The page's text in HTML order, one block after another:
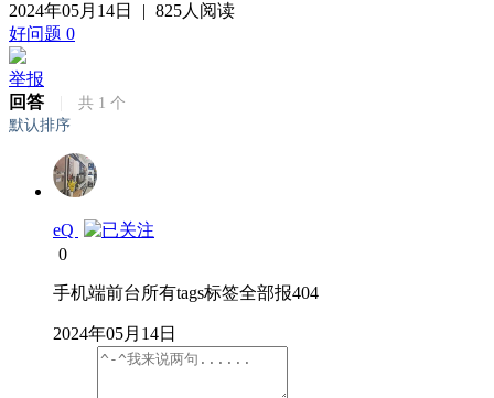
2024年05月14日 | 825人阅读
好问题 0
举报
回答
共 1 个
默认排序
eQ
0
手机端前台所有tags标签全部报404
2024年05月14日